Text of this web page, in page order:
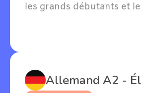
les grands débutants et
Allemand A2 -